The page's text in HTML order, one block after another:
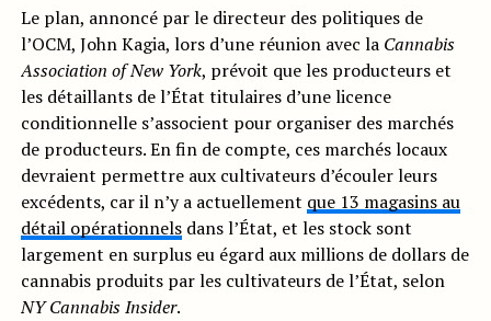
Le plan, annoncé par le directeur des politiques de
l’OCM, John Kagia, lors d’une réunion avec la Cannabis
Association of New York, prévoit que les producteurs et
les détaillants de l’État titulaires d’une licence
conditionnelle s’associent pour organiser des marchés
de producteurs. En fin de compte, ces marchés locaux
devraient permettre aux cultivateurs d’écouler leurs
excédents, car il n’y a actuellement que 13 magasins au
détail opérationnelsdans l’État, et les stock sont
largement en surplus eu égard aux millions de dollars de
cannabis produits par les cultivateurs de l’État, selon
NY Cannabis Insider.